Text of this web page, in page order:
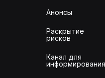
Анонсы
Раскрытие
рисков
Канал для
информирования